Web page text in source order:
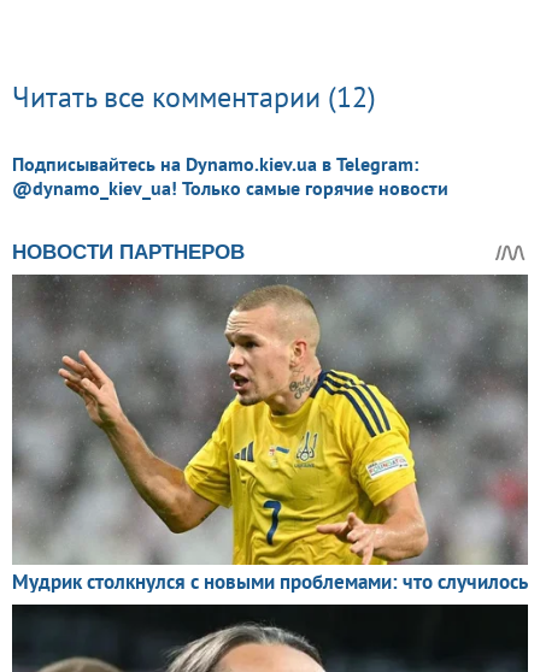
Читать все комментарии (12)
Подписывайтесь на Dynamo.kiev.ua в Telegram:
@dynamo_kiev_ua! Только самые горячие новости